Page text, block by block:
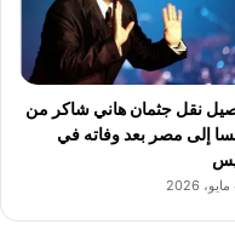
نقل جثمان هاني شاكر من
إلى مصر بعد وفاته في